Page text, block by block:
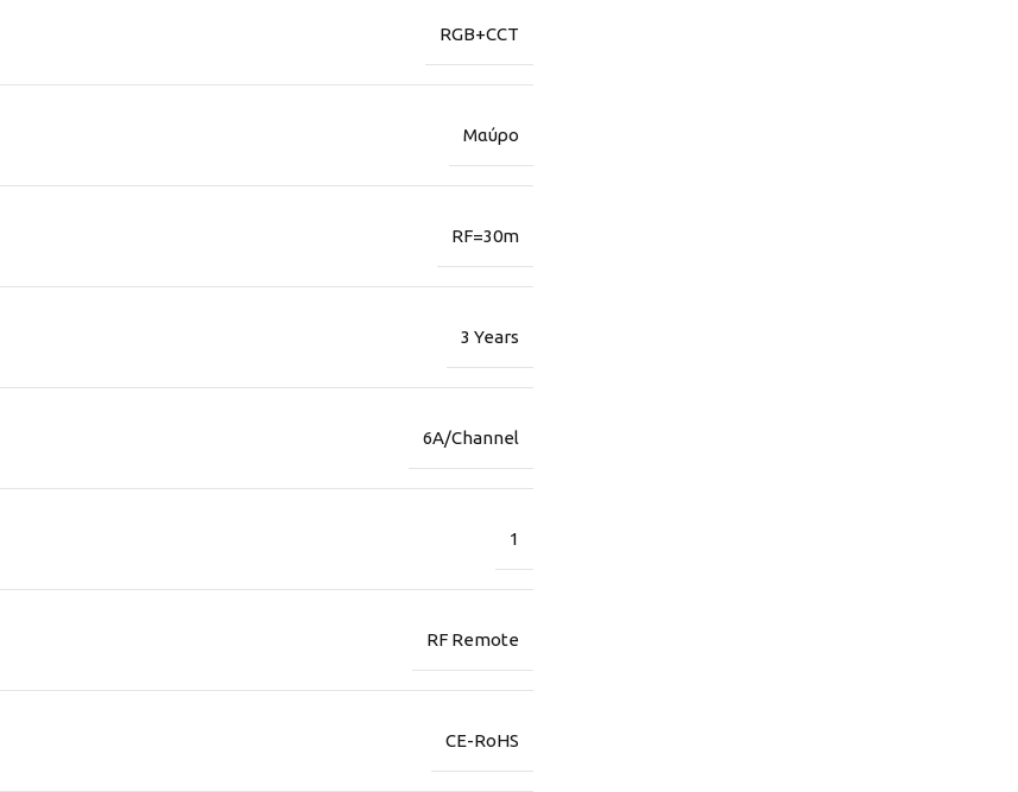
RGB+CCT
Μαύρο
RF=30m
3 Years
6A/Channel
1
RF Remote
CE-RoHS